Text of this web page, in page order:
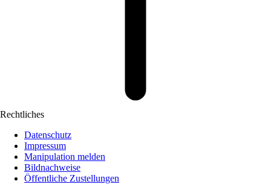
Rechtliches
Datenschutz
Impressum
Manipulation melden
Bildnachweise
Öffentliche Zustellungen